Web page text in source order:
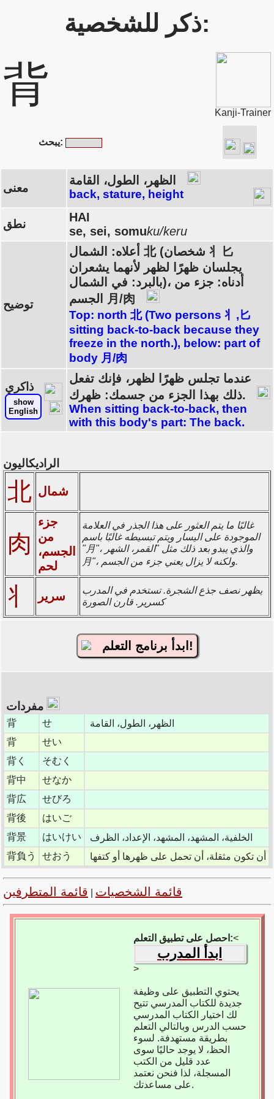
ذكر للشخصية:
背
Kanji-Trainer
يبحث:
معنى
الظهر، الطول، القامة
back, stature, height
نطق
HAI
se, sei, somuku/keru
توضيح
أعلاه: الشمال 北 (شخصان 丬匕
يجلسان ظهرًا لظهر لأنهما يشعران
بالبرد: في الشمال)، أدناه: جزء من
الجسم 月/肉
Top: north 北 (Two persons 丬,匕
sitting back-to-back because they
freeze in the north.), below: part of
body 月/肉
ذاكري
show
English
عندما تجلس ظهرًا لظهر، فإنك تفعل
ذلك بهذا الجزء من جسمك: ظهرك.
When sitting back-to-back, then
with this body's part: The back.
الراديكاليون
北 شمال
肉
جزء
من
الجسم،
لحم
غالبًا ما يتم العثور على هذا الجذر في العلامة
الموجودة على اليسار ويتم تبسيطه غالبًا باسم
"月"، والذي يبدو بعد ذلك مثل "القمر، الشهر
月"، ولكنه لا يزال يعني جزء من الجسم.
丬 سرير
يظهر نصف جذع الشجرة. تستخدم في المدرب
كسرير. قارن الصورة
ابدأ برنامج التعلم!
背 せ
الظهر، الطول، القامة
背
せい
背く
そむく
背中
せなか
背広
せびろ
背後
はいご
背景
はいけい
الخلفية، المشهد، المشهد، الإعداد، الظرف
背負う
せおう أن تكون مثقلة، أن تحمل على ظهرها أو كتفها
قائمة الشخصيات قائمة المتطرفين
احصل على تطبيق التعلم:<
ابدأ المدرب
>
يحتوي التطبيق على وظيفة
جديدة للكتاب المدرسي تتيح
لك اختيار الكتاب المدرسي
حسب الدرس وبالتالي التعلم
بطريقة مستهدفة. لسوء
الحظ، لا يوجد حاليًا سوى
عدد قليل من الكتب
المسجلة، لذا فنحن نعتمد
على مساعدتك.